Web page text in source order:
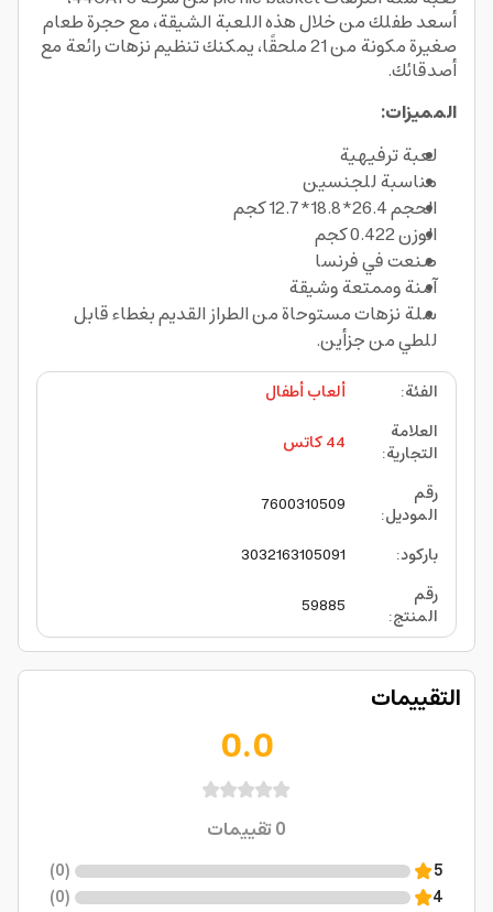
أسعد طفلك من خلال هذه اللعبة الشيقة، مع حجرة طعام
صغيرة مكونة من 21 ملحقًا، يمكنك تنظيم نزهات رائعة مع
أصدقائك.
المميزات:
لعبة ترفيهية
مناسبة للجنسين
الحجم 26.4*18.8*12.7 كجم
الوزن 0.422 كجم
صنعت في فرنسا
آمنة وممتعة وشيقة
سلة نزهات مستوحاة من الطراز القديم بغطاء قابل
للطي من جزأين.
الفئة:
ألعاب أطفال
العلامة
التجارية:
44 كاتس
رقم
الموديل:
7600310509
باركود:
3032163105091
رقم
المنتج:
59885
التقييمات
0.0
0تقييمات
5
(
0
)
4
(
0
)